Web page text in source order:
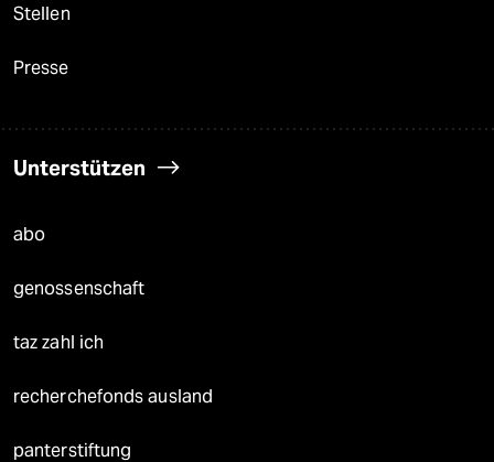
Stellen
Presse
Unterstützen
abo
genossenschaft
taz zahl ich
recherchefonds ausland
panterstiftung